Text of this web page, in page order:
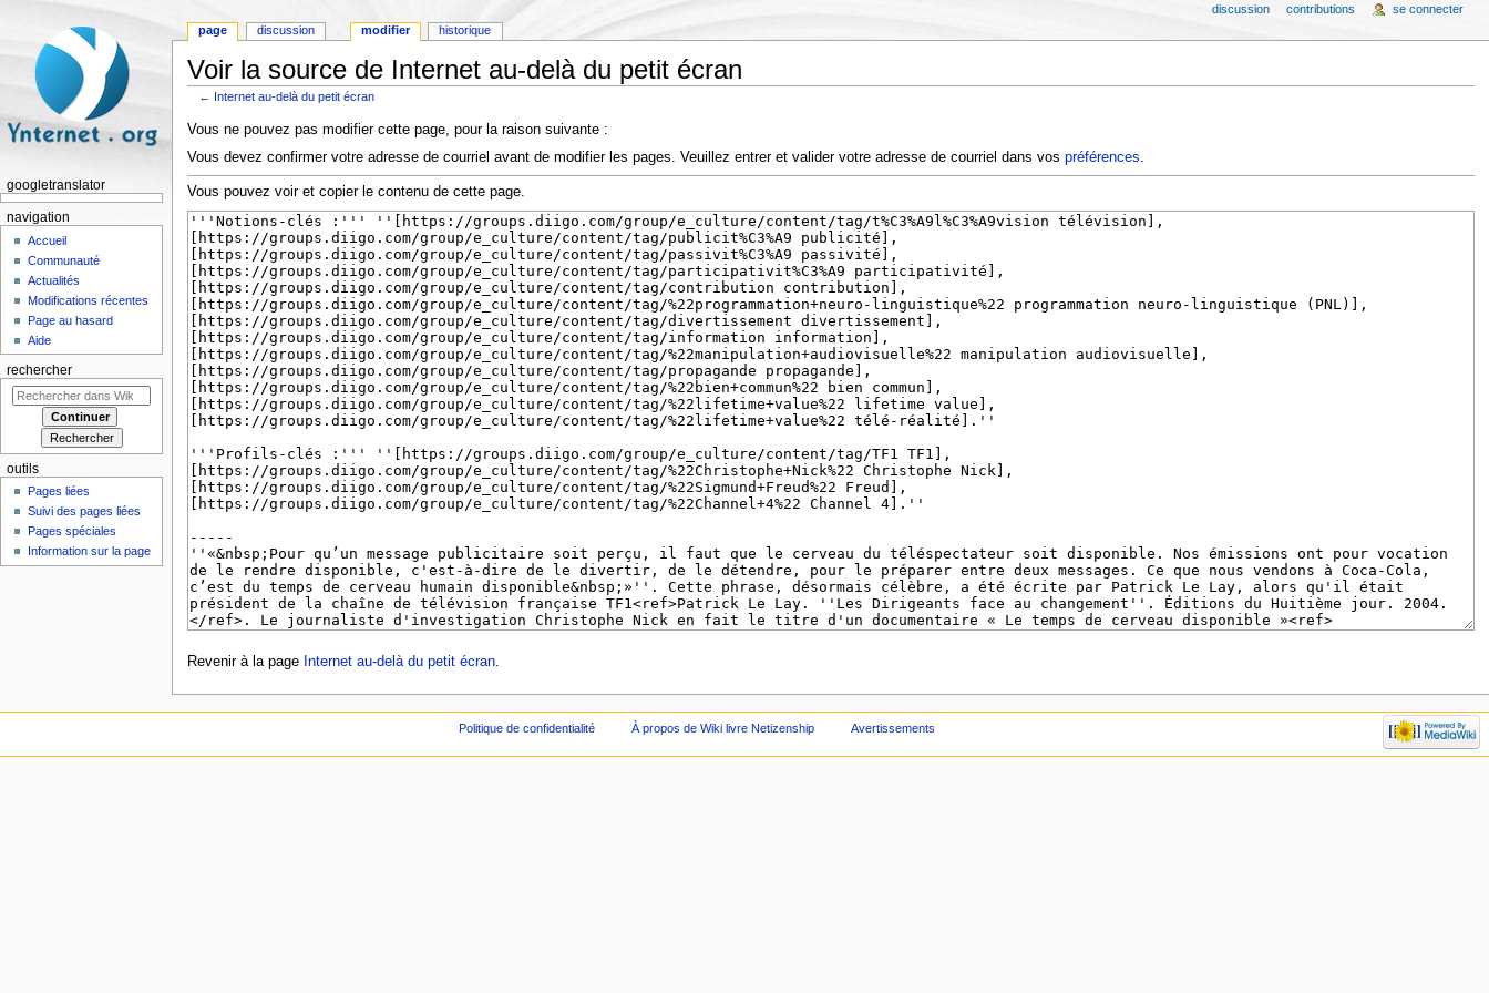
Voir la source de Internet au-delà du petit écran
← Internet au-delà du petit écran
Vous ne pouvez pas modifier cette page, pour la raison suivante :
Vous devez confirmer votre adresse de courriel avant de modifier les pages. Veuillez entrer et valider votre adresse de courriel dans vos préférences.
Vous pouvez voir et copier le contenu de cette page.
Revenir à la page Internet au-delà du petit écran.
page discussion modifier historique
discussion contributions se connecter
googletranslator
navigation
Accueil
Communauté
Actualités
Modifications récentes
Page au hasard
Aide
rechercher
outils
Pages liées
Suivi des pages liées
Pages spéciales
Information sur la page
Politique de confidentialité À propos de Wiki livre Netizenship Avertissements